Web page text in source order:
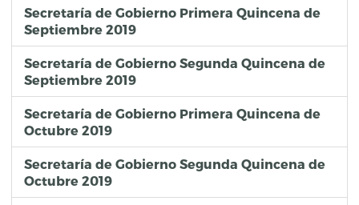
Secretaría de Gobierno Primera Quincena de
Septiembre 2019
Secretaría de Gobierno Segunda Quincena de
Septiembre 2019
Secretaría de Gobierno Primera Quincena de
Octubre 2019
Secretaría de Gobierno Segunda Quincena de
Octubre 2019